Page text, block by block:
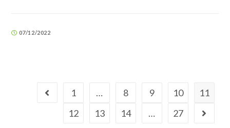
07/12/2022
1 … 8 9 10
11
12
13 14 … 27